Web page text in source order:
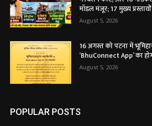
मॉडल मंजूर; 17 मुख्य
August 5, 2026
16 अगस्त को पटना में
‘BhuConnect App’ का
August 5, 2026
POPULAR POSTS